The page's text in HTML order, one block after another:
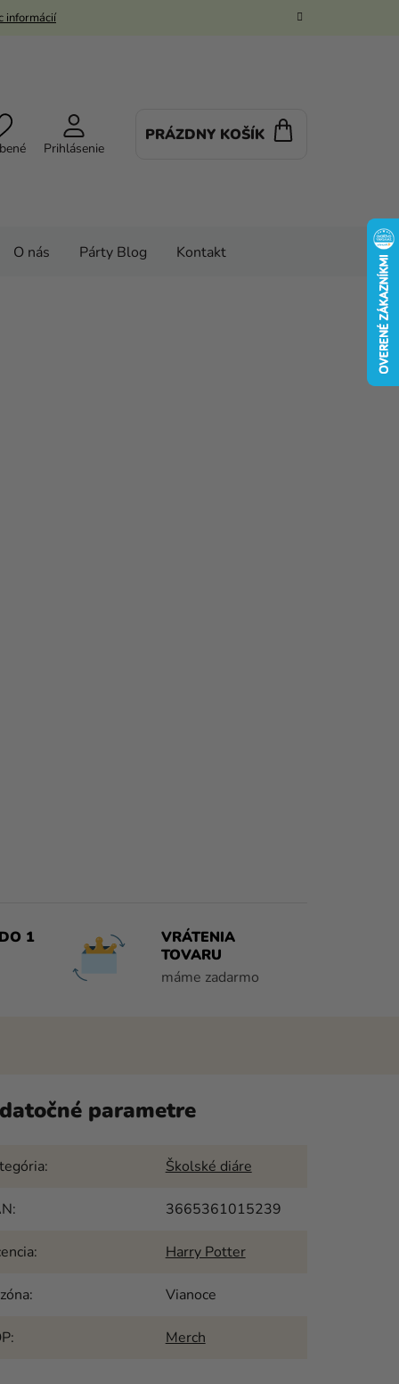
informácií
Prihlásenie
PRÁZDNY KOŠÍK
O nás Párty Blog Kontakt
1
VRÁTENIA
TOVARU
máme zadarmo
parametre
: Školské diáre
: 3665361015239
: Harry Potter
: Vianoce
: Merch